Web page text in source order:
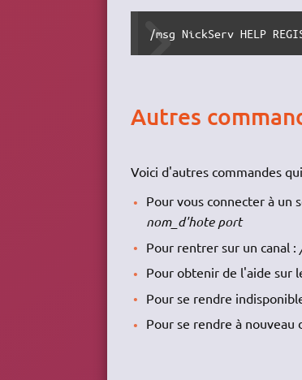
/msg NickServ HELP
Autres
Voici d'autres commandes
Pour vous connecter à un
nom_d'hote port
Pour rentrer sur un canal :
Pour obtenir de l'aide sur
Pour se rendre
Pour se rendre à nouveau